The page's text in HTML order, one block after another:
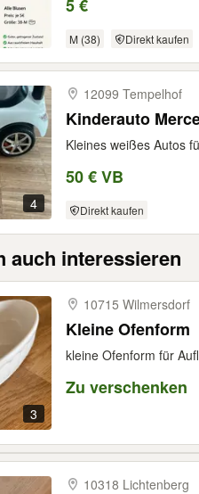
5 €
M (38) Direkt kaufen
4
12099 Tempelhof
Kinderauto
Kleines weißes Autos
50 € VB
Direkt kaufen
auch interessieren
3
10715 Wilmersdorf
Kleine Ofenform
kleine Ofenform für
Zu verschenken
10318 Lichtenberg